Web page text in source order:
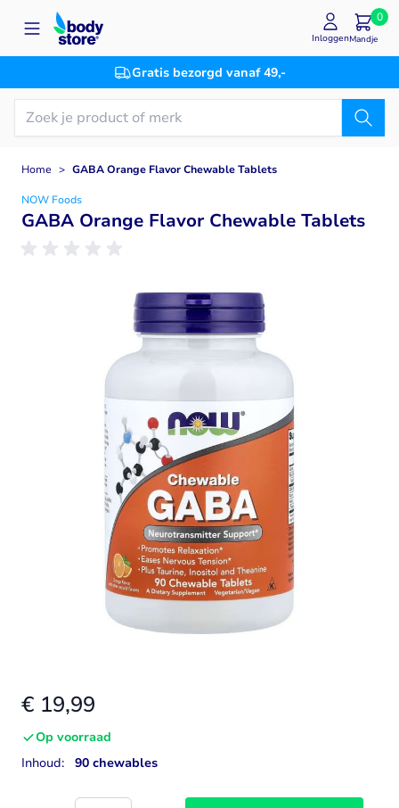
Ga naar de inhoud
Gratis bezorgd vanaf 49,-
InloggenMandje
0
Home > GABA Orange Flavor Chewable Tablets
NOW Foods
GABA Orange Flavor Chewable Tablets
Click to view image in fullscreen
€ 19,99
Op voorraad
Inhoud:
90 chewables